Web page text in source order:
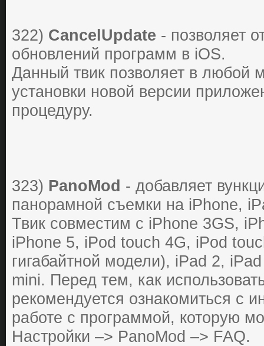
322) CancelUpdate - позволяет
обновлений программ в iOS.
Данный твик позволяет в любой
установки новой версии
процедуру.
323) PanoMod - добавляет
панорамной съемки на iPhone,
Твик совместим с iPhone 3GS,
iPhone 5, iPod touch 4G, iPod
гигабайтной модели), iPad 2,
mini. Перед тем, как
рекомендуется ознакомиться с
работе с программой, которую
Настройки –> PanoMod –> FAQ.